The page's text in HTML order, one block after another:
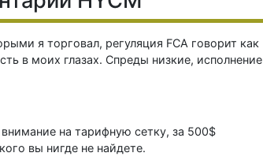
я торговал, регуляция FCA говорит как
в моих глазах. Спреды низкие, исполнение
на тарифную сетку, за 500$
вы нигде не найдете.